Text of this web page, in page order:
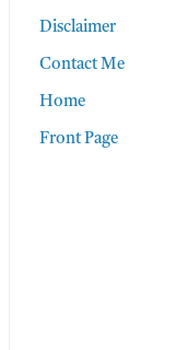
Disclaimer
Contact Me
Home
Front Page